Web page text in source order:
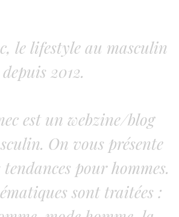
le lifestyle au masculin
depuis 2012.
est un webzine/blog
On vous présente
pour hommes.
sont traitées :